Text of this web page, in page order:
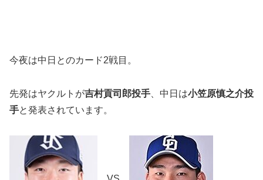
今夜は中日とのカード2戦目。
先発はヤクルトが吉村貢司郎投手 、中日は小笠原慎之介投
手と発表されています。